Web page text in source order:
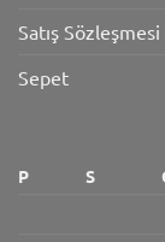
Satış Sözleşmesi
Sepet
P S